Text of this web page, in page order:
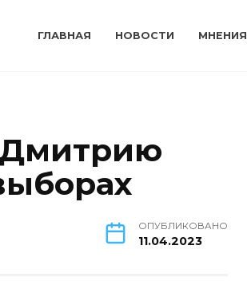
ГЛАВНАЯ НОВОСТИ МНЕНИЯ
Дмитрию
ОПУБЛИКОВАНО
11.04.2023